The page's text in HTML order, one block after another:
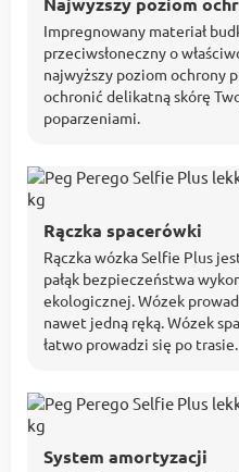
Impregnowany materiał
przeciwsłoneczny o
najwyższy poziom ochrony
ochronić delikatną skórę
poparzeniami.
Rączka spacerówki
Rączka wózka Selfie Plus
pałąk bezpieczeństwa
ekologicznej. Wózek
nawet jedną ręką. Wózek
łatwo prowadzi się po trasie.
System amortyzacji